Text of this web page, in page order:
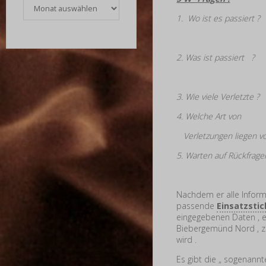
1. Wo ist es
2. Was ist
3. Wie viele
4. Welche Art von<
Verletzungen liegen
5. Warten auf
Nachdem er alle
passende
eingegebenen Daten ,
Biebergemünd Nord ,
wird .
Es gibt die „